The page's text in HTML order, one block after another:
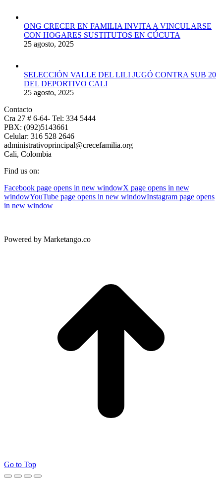
ONG CRECER EN FAMILIA INVITA A VINCULARSE
CON HOGARES SUSTITUTOS EN CÚCUTA
25 agosto, 2025
SELECCIÓN VALLE DEL LILI JUGÓ CONTRA SUB 20
DEL DEPORTIVO CALI
25 agosto, 2025
Contacto
Cra 27 # 6-64- Tel: 334 5444
PBX: (092)5143661
Celular: 316 528 2646
administrativoprincipal@crecefamilia.org
Cali, Colombia
Find us on:
Facebook page opens in new windowX page opens in new
windowYouTube page opens in new windowInstagram page opens
in new window
Powered by Marketango.co
Go to Top